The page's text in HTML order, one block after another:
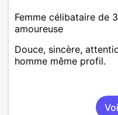
Femme célibataire de
amoureuse
Douce, sincère,
homme même profil.